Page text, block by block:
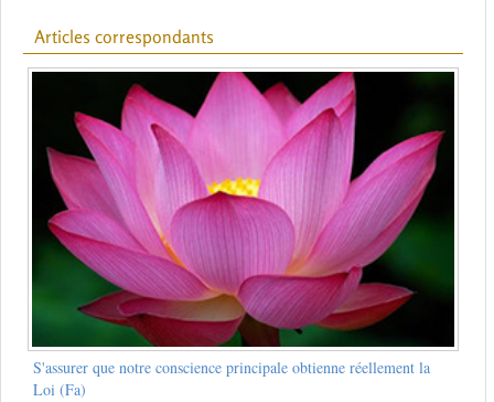
Articles correspondants
S'assurer que notre conscience principale obtienne réellement la
Loi (Fa)